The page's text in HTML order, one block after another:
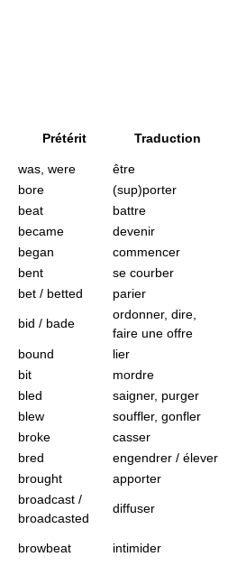
Prétérit Traduction
was, were
être
bore
(sup)porter
beat
battre
became
devenir
began
commencer
bent
se courber
bet / betted parier
bid / bade
ordonner, dire,
faire une offre
bound
lier
bit
mordre
bled
saigner, purger
blew
souffler, gonfler
broke
casser
bred
engendrer / élever
brought apporter
broadcast /
broadcasted
diffuser
browbeat intimider